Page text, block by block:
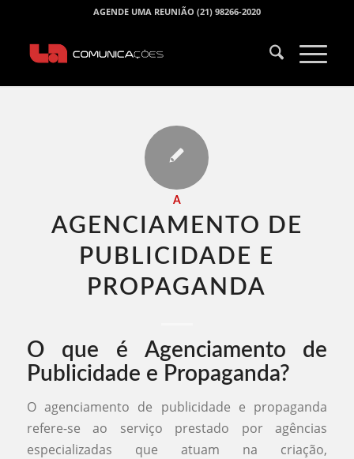
AGENDE UMA REUNIÃO (21) 98266-2020
A
AGENCIAMENTO DE
PUBLICIDADE E
PROPAGANDA​
O que é Agenciamento de
Publicidade e Propaganda?
O agenciamento de publicidade e propaganda
refere-se ao serviço prestado por agências
especializadas que atuam na criação,